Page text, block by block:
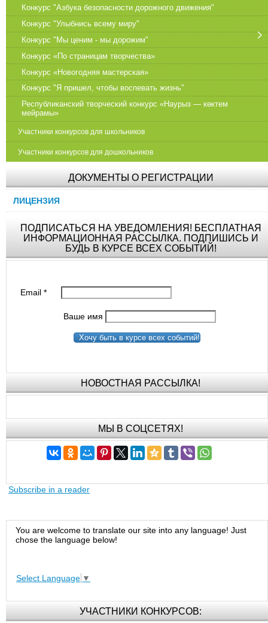
Конкурс "Азбука безопасности дорожного движения"
Конкурс "Улыбнись всему миру"
Конкурс "Мы ценим - мы дорожим"
Конкурс «По страницам творчества»
Конкурс «Новогодняя мастерская»
Конкурс "Я пришел, чтобы воспевать жизнь"
Республиканский творческий конкурс «Наурыз — көктем
мейрамы»
Участники конкурсов для школьников
Участники конкурсов для дошкольников
ДОКУМЕНТЫ О РЕГИСТРАЦИИ
ЛИЦЕНЗИЯ
ПОДПИСАТЬСЯ НА УВЕДОМЛЕНИЯ! БЕСПЛАТНАЯ
ИНФОРМАЦИОННАЯ РАССЫЛКА. ПОДПИШИСЬ И
БУДЬ В КУРСЕ ВСЕХ СОБЫТИЙ!
Email*
Ваше имя
Хочу быть в курсе всех событий!
НОВОСТНАЯ РАССЫЛКА!
МЫ В СОЦСЕТЯХ!
Subscribe in a reader
You are welcome to translate our site into any language! Just
chose the language below!
Select Language ▼
УЧАСТНИКИ КОНКУРСОВ: